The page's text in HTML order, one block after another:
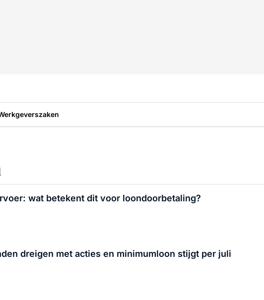
wat betekent dit voor loondoorbetaling?
dreigen met acties en minimumloon stijgt per juli